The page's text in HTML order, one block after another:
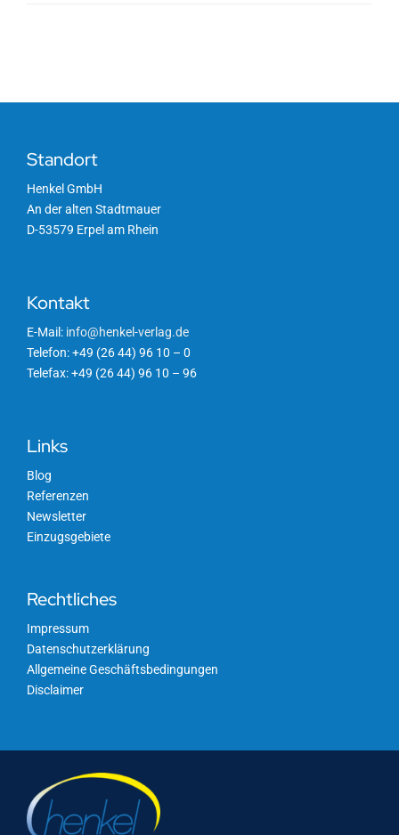
Formulare
Produktneuheiten
Verpackung
Wissenswertes
Standort
Henkel GmbH
An der alten Stadtmauer
D-53579 Erpel am Rhein
Kontakt
E-Mail: info@henkel-verlag.de
Telefon: +49 (26 44) 96 10 – 0
Telefax: +49 (26 44) 96 10 – 96
Links
Blog
Referenzen
Newsletter
Einzugsgebiete
Rechtliches
Impressum
Datenschutzerklärung
Allgemeine Geschäftsbedingungen
Disclaimer